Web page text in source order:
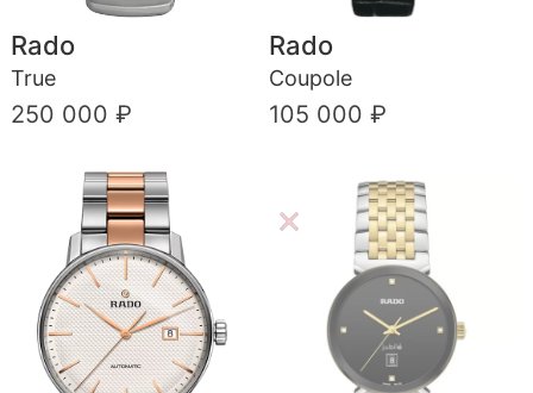
Rado
True
250 000 ₽
Rado
Coupole
105 000 ₽